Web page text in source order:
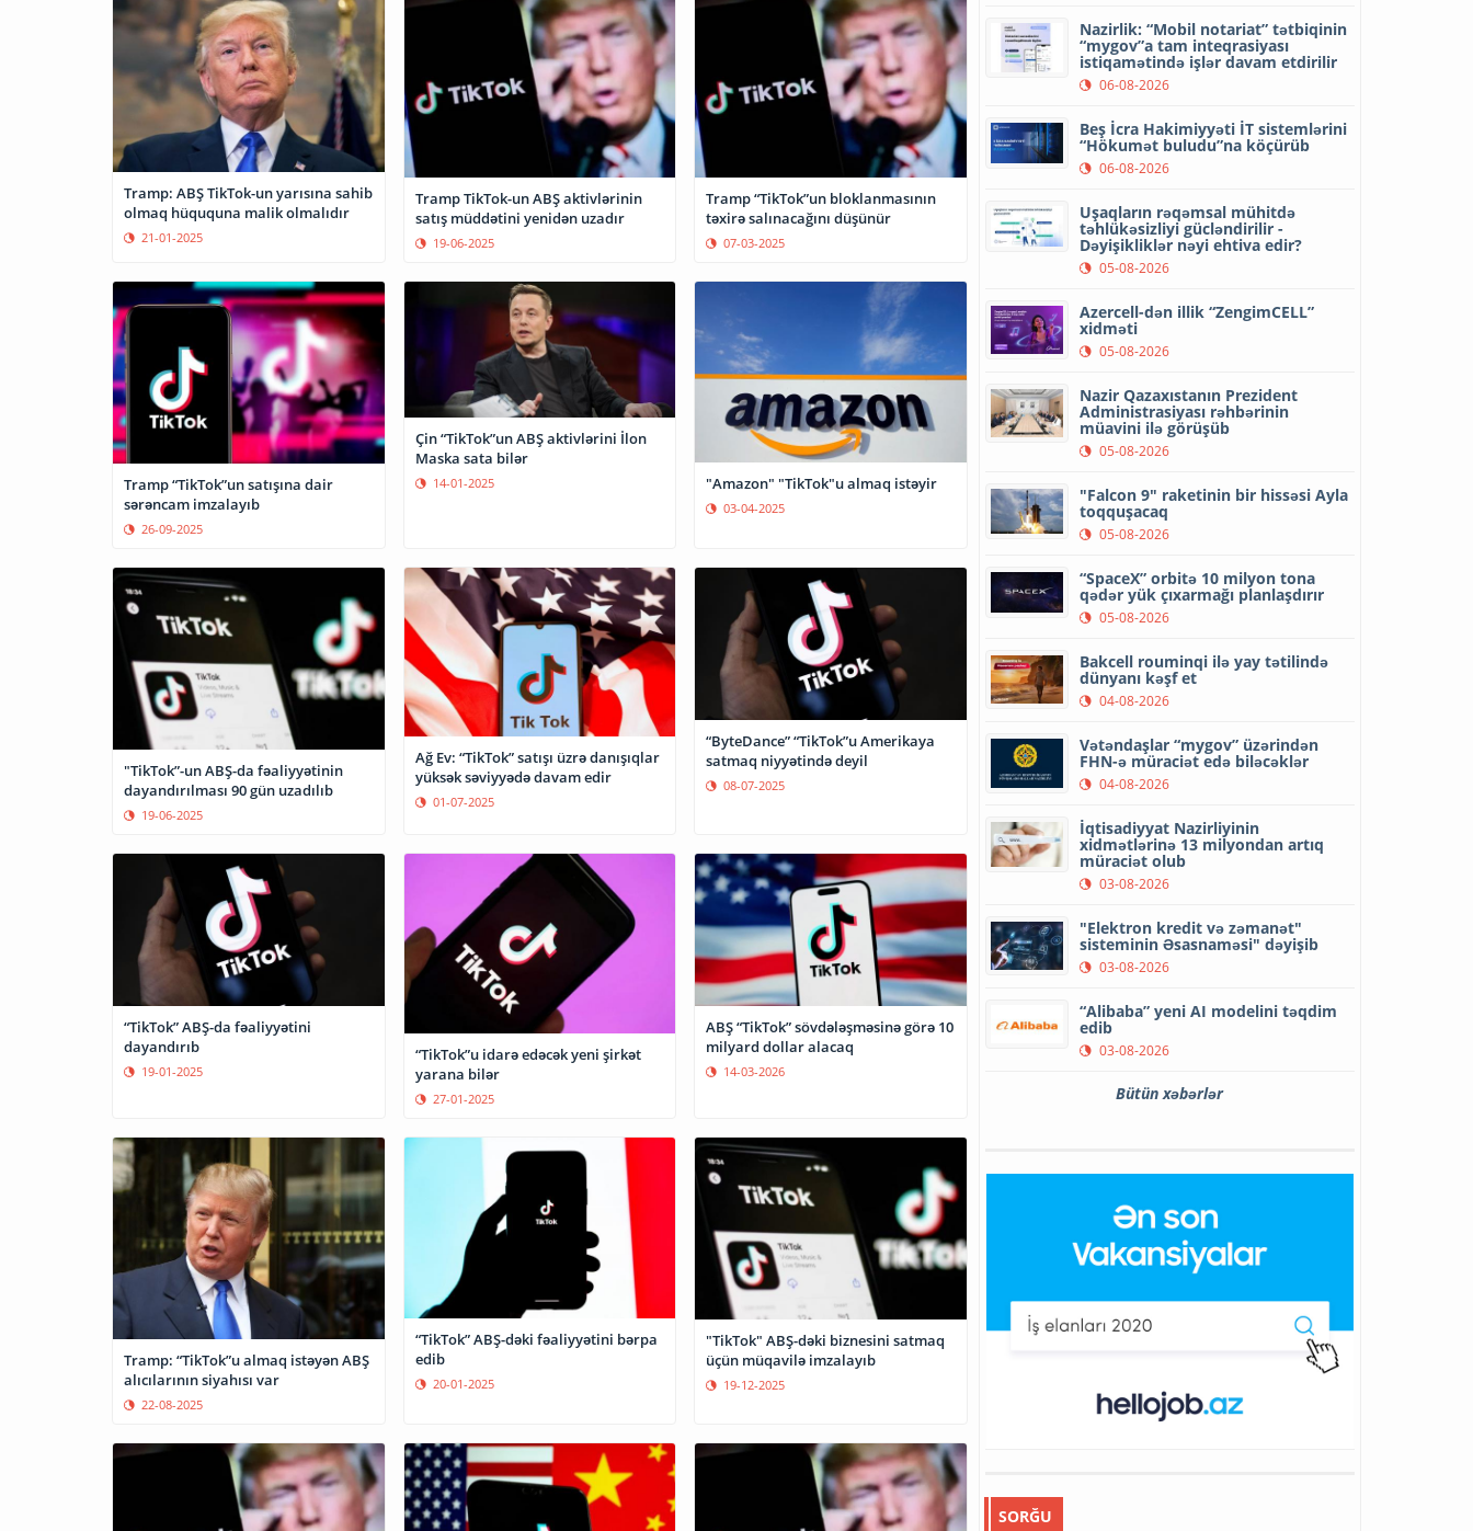
Tramp: ABŞ TikTok-un yarısına sahib
olmaq hüququna malik olmalıdır
21-01-2025
Tramp TikTok-un ABŞ aktivlərinin
satış müddətini yenidən uzadır
19-06-2025
Tramp “TikTok”un bloklanmasının
təxirə salınacağını düşünür
07-03-2025
Tramp “TikTok”un satışına dair
sərəncam imzalayıb
26-09-2025
Çin “TikTok”un ABŞ aktivlərini İlon
Maska sata bilər
14-01-2025 "Amazon" "TikTok"u almaq istəyir
03-04-2025
"TikTok”-un ABŞ-da fəaliyyətinin
dayandırılması 90 gün uzadılıb
19-06-2025
Ağ Ev: “TikTok” satışı üzrə danışıqlar
yüksək səviyyədə davam edir
01-07-2025
“ByteDance” “TikTok”u Amerikaya
satmaq niyyətində deyil
08-07-2025
“TikTok” ABŞ-da fəaliyyətini
dayandırıb
19-01-2025
“TikTok”u idarə edəcək yeni şirkət
yarana bilər
27-01-2025
ABŞ “TikTok” sövdələşməsinə görə 10
milyard dollar alacaq
14-03-2026
Tramp: “TikTok”u almaq istəyən ABŞ
alıcılarının siyahısı var
22-08-2025
“TikTok” ABŞ-dəki fəaliyyətini bərpa
edib
20-01-2025
"TikTok" ABŞ-dəki biznesini satmaq
üçün müqavilə imzalayıb
19-12-2025
Nazirlik: “Mobil notariat” tətbiqinin
“mygov”a tam inteqrasiyası
istiqamətində işlər davam etdirilir
06-08-2026
Beş İcra Hakimiyyəti İT sistemlərini
“Hökumət buludu”na köçürüb
06-08-2026
Uşaqların rəqəmsal mühitdə
təhlükəsizliyi gücləndirilir -
Dəyişikliklər nəyi ehtiva edir?
05-08-2026
Azercell-dən illik “ZengimCELL”
xidməti
05-08-2026
Nazir Qazaxıstanın Prezident
Administrasiyası rəhbərinin
müavini ilə görüşüb
05-08-2026
"Falcon 9" raketinin bir hissəsi Ayla
toqquşacaq
05-08-2026
“SpaceX” orbitə 10 milyon tona
qədər yük çıxarmağı planlaşdırır
05-08-2026
Bakcell rouminqi ilə yay tətilində
dünyanı kəşf et
04-08-2026
Vətəndaşlar “mygov” üzərindən
FHN-ə müraciət edə biləcəklər
04-08-2026
İqtisadiyyat Nazirliyinin
xidmətlərinə 13 milyondan artıq
müraciət olub
03-08-2026
"Elektron kredit və zəmanət"
sisteminin Əsasnaməsi" dəyişib
03-08-2026
“Alibaba” yeni AI modelini təqdim
edib
03-08-2026
Bütün xəbərlər
SORĞU